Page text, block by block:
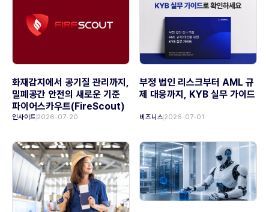
화재감지에서 공기질 관리까지,
밀폐공간 안전의 새로운 기준
파이어스카우트(FireScout)
인사이트 2026-07-20
부정 법인 리스크부터 AML 규
제 대응까지, KYB 실무 가이드
비즈니스 2026-07-01